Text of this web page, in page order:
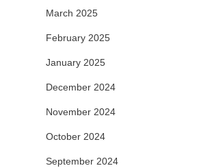
March 2025
February 2025
January 2025
December 2024
November 2024
October 2024
September 2024